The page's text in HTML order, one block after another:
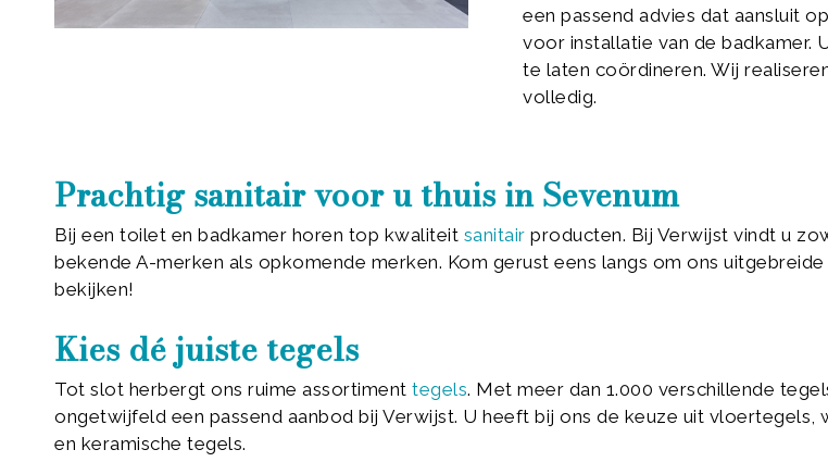
een passend advies dat aansluit
voor installatie van de badkamer.
te laten coördineren. Wij
volledig.
Prachtig sanitair voor u thuis in Sevenum
Bij een toilet en badkamer horen top kwaliteit sanitair producten. Bij Verwijst vindt u
bekende A-merken als opkomende merken. Kom gerust eens langs om ons
bekijken!
Kies dé juiste tegels
Tot slot herbergt ons ruime assortiment tegels. Met meer dan 1.000 verschillende
ongetwijfeld een passend aanbod bij Verwijst. U heeft bij ons de keuze uit vloertegels,
en keramische tegels.